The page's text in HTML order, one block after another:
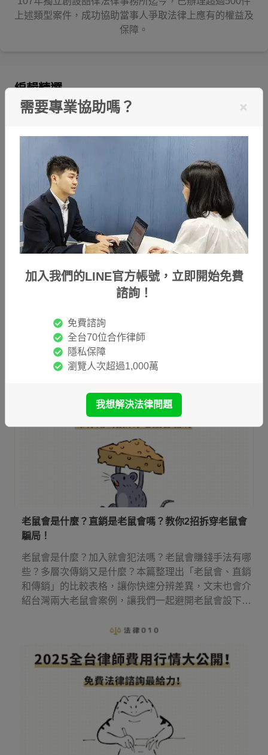
上述類型案件，成功協助當事人爭取法律上應有的權益及
保障。
編輯精選
一次看
偽造貨幣是什麼？偽造貨幣有哪些構成要件？偽造貨幣
解偽造貨幣會觸犯的刑責，並告訴你收到假鈔時應該怎
麼處理，來保護自己也避免觸法！
老鼠會是什麼？直銷是老鼠會嗎？教你2招拆穿老鼠會
騙局！
老鼠會是什麼？加入就會犯法嗎？老鼠會賺錢手法有哪
些？多層次傳銷又是什麼？本篇整理出「老鼠會、直銷
和傳銷」的比較表格，讓你快速分辨差異，文末也會介
紹台灣兩大老鼠會案例，讓我們一起避開老鼠會設下的
需要專業協助嗎？
加入我們的LINE官方帳號，立即開始免費
諮詢！
免費諮詢
全台70位合作律師
隱私保障
瀏覽人次超過1,000萬
我想解決法律問題